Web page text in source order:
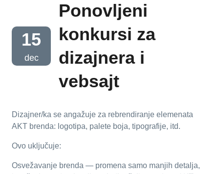
15
dec
Ponovljeni
konkursi za
dizajnera i
vebsajt
Dizajner/ka se angažuje za rebrendiranje elemenata
AKT brenda: logotipa, palete boja, tipografije, itd.
Ovo uključuje:
Osvežavanje brenda — promena samo manjih detalja,